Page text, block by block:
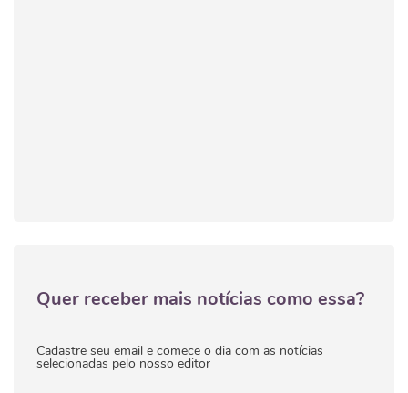
Quer receber mais notícias como essa?
Cadastre seu email e comece o dia com as notícias
selecionadas pelo nosso editor